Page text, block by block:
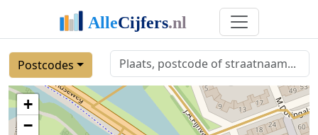
Postcodes
+
−